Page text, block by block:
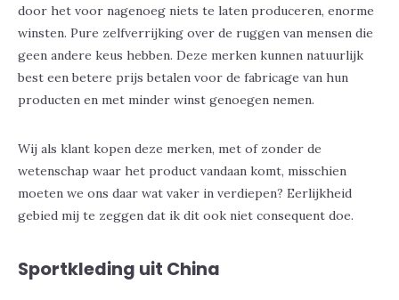
door het voor nagenoeg niets te laten produceren, enorme
winsten. Pure zelfverrijking over de ruggen van mensen die
geen andere keus hebben. Deze merken kunnen natuurlijk
best een betere prijs betalen voor de fabricage van hun
producten en met minder winst genoegen nemen.
Wij als klant kopen deze merken, met of zonder de
wetenschap waar het product vandaan komt, misschien
moeten we ons daar wat vaker in verdiepen? Eerlijkheid
gebied mij te zeggen dat ik dit ook niet consequent doe.
Sportkleding uit China